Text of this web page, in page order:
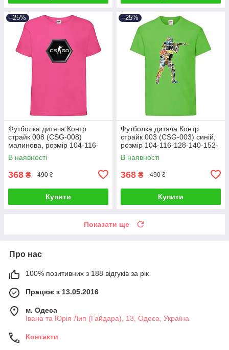
–25%
Футболка дитяча Контр
страйк 008 (CSG-008)
малинова, розмір 104-116-
128-140-152-164
В наявності
368 ₴ 490 ₴
Купити
–25%
Футболка дитяча Контр
страйк 003 (CSG-003) синій,
розмір 104-116-128-140-152-
164
В наявності
368 ₴ 490 ₴
Купити
Показати ще
Про нас
100% позитивних з 188 відгуків за рік
Працює з 13.05.2016
м. Одеса
Івана та Юрія Лип (Гайдара), 13, Одеса, Україна
Контакти